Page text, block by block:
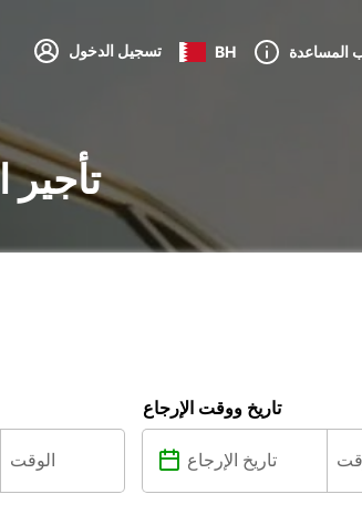
تسجيل الدخول BH المساعدة
تاريخ ووقت الإرجاع